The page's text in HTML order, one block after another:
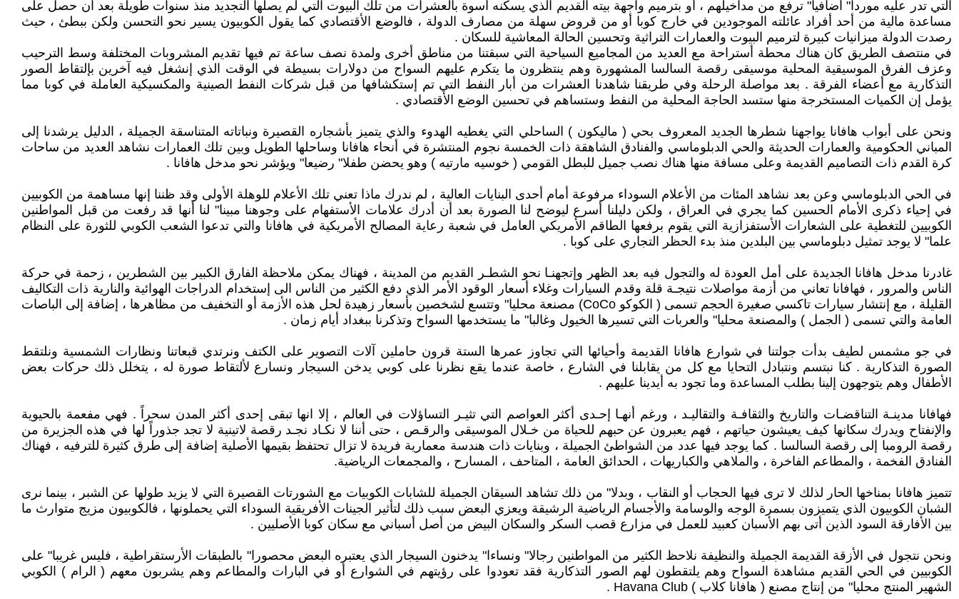
التي تدر عليه موردا" أضافيا" ترفع من مداخيلهم ، أو بترميم واجهة بيته القديم الذي يسكنه أسوة بالعشرات من تلك البيوت التي لم يصلها التجديد منذ سنوات طويلة بعد أن حصل على
مساعدة مالية من أحد أفراد عائلته الموجودين في خارج كوبا أو من قروض سهلة من مصارف الدولة ، فالوضع الأقتصادي كما يقول الكوبيون يسير نحو التحسن ولكن ببطئ ، حيث
رصدت الدولة ميزانيات كبيرة لترميم البيوت والعمارات التراثية وتحسين الحالة المعاشية للسكان .
في منتصف الطريق كان هناك محطة أستراحة مع العديد من المجاميع السياحية التي سبقتنا من مناطق أخرى ولمدة نصف ساعة تم فيها تقديم المشروبات المختلفة وسط الترحيب
وعزف الفرق الموسيقية المحلية موسيقى رقصة السالسا المشهورة وهم ينتظرون ما يتكرم عليهم السواح من دولارات بسيطة في الوقت الذي إنشغل فيه آخرين بإلتقاط الصور
التذكارية مع أعضاء الفرقة . بعد مواصلة الرحلة وفي طريقنا شاهدنا العشرات من أبار النفط التي تم إستكشافها من قبل شركات النفط الصينية والمكسيكية العاملة في كوبا مما
يؤمل إن الكميات المستخرجة منها ستسد الحاجة المحلية من النفط وستساهم في تحسين الوضع الأقتصادي .
ونحن على أبواب هافانا يواجهنا شطرها الجديد المعروف بحي ( ماليكون ) الساحلي التي يغطيه الهدوء والذي يتميز بأشجاره القصيرة ونباتاته المتناسقة الجميلة ، الدليل يرشدنا إلى
المباني الحكومية والعمارات الحديثة والحي الدبلوماسي والفنادق الشاهقة ذات الخمسة نجوم المنتشرة في أنحاء هافانا وساحلها الطويل وبين تلك العمارات نشاهد العديد من ساحات
كرة القدم ذات التصاميم القديمة وعلى مسافة منها هناك نصب جميل للبطل القومي ( خوسيه مارتيه ) وهو يحضن طفلا" رضيعا" ويؤشر نحو مدخل هافانا .
في الحي الدبلوماسي وعن بعد نشاهد المئات من الأعلام السوداء مرفوعة أمام أحدى البنايات العالية ، لم ندرك ماذا تعني تلك الأعلام للوهلة الأولى وقد ظننا إنها مساهمة من الكوبيين
في إحياء ذكرى الأمام الحسين كما يجري في العراق ، ولكن دليلنا أسرع ليوضح لنا الصورة بعد أن أدرك علامات الأستفهام على وجوهنا مبينا" لنا أنها قد رفعت من قبل المواطنين
الكوبيين للتغطية على الشعارات الأستفزازية التي يقوم برفعها الطاقم الأمريكي العامل في شعبة رعاية المصالح الأمريكية في هافانا والتي تدعوا الشعب الكوبي للثورة على النظام
علما" لا يوجد تمثيل دبلوماسي بين البلدين منذ بدء الحظر التجاري على كوبا .
غادرنا مدخل هافانا الجديدة على أمل العودة له والتجول فيه بعد الظهر وإتجهنـا نحو الشطـر القديم من المدينة ، فهناك يمكن ملاحظة الفارق الكبير بين الشطرين ، زحمة في حركة
الناس والمرور ، فهافانا تعاني من أزمة مواصلات نتيجـة قلة وقدم السيارات وغلاء أسعار الوقود الأمر الذي دفع الكثير من الناس الى إستخدام الدراجات الهوائية والنارية ذات التكاليف
القليلة ، مع إنتشار سيارات تاكسي صغيرة الحجم تسمى ( الكوكو CoCo) مصنعة محليا" وتتسع لشخصين بأسعار زهيدة لحل هذه الأزمة أو التخفيف من مظاهرها ، إضافة إلى الباصات
العامة والتي تسمى ( الجمل ) والمصنعة محليا" والعربات التي تسيرها الخيول وغالبا" ما يستخدمها السواح وتذكرنا ببغداد أيام زمان .
في جو مشمس لطيف بدأت جولتنا في شوارع هافانا القديمة وأحيائها التي تجاوز عمرها الستة قرون حاملين آلات التصوير على الكتف ونرتدي قبعاتنا ونظارات الشمسية ونلتقط
الصورة التذكارية . كنا نبتسم ونتبادل التحايا مع كل من يقابلنا في الشارع ، خاصة عندما يقع نظرنا على كوبي يدخن السيجار ونسارع لألتقاط صورة له ، يتخلل ذلك حركات بعض
الأطفال وهم يتوجهون إلينا بطلب المساعدة وما تجود به أيدينا عليهم .
فهافانا مدينـة التناقضـات والتاريخ والثقافـة والتقاليـد ، ورغم أنهـا إحـدى أكثر العواصم التي تثيـر التساؤلات في العالم ، إلا انها تبقى إحدى أكثر المدن سحراً . فهي مفعمة بالحيوية
والإنفتاح ويدرك سكانها كيف يعيشون حياتهم ، فهم يعبرون عن حبهم للحياة من خـلال الموسيقى والرقـص ، حتى أننا لا نكـاد نجـد رقصة لاتينية لا تجد جذوراً لها في هذه الجزيرة من
رقصة الرومبا إلى رقصة السالسا . كما يوجد فيها عدد من الشواطئ الجميلة ، وبنايات ذات هندسة معمارية فريدة لا تزال تحتفظ بقيمها الأصلية إضافة إلى طرق كثيرة للترفيه ، فهناك
الفنادق الفخمة ، والمطاعم الفاخرة ، والملاهي والكباريهات ، الحدائق العامة ، المتاحف ، المسارح ، والمجمعات الرياضية.
تتميز هافانا بمناخها الحار لذلك لا ترى فيها الحجاب أو النقاب ، وبدلا" من ذلك تشاهد السيقان الجميلة للشابات الكوبيات مع الشورتات القصيرة التي لا يزيد طولها عن الشبر ، بينما نرى
الشبان الكوبيون الذي يتميزون بسمرة الوجه والوسامة والأجسام الرياضية الرشيقة ويعزي البعض سبب ذلك لتأثير الجينات الأفريقية السوداء التي يحملونها ، فالكوبيون مزيج متوارث ما
بين الأفارقة السود الذين أتى بهم الأسبان كعبيد للعمل في مزارع قصب السكر والسكان البيض من أصل أسباني مع سكان كوبا الأصليين .
ونحن نتجول في الأزقة القديمة الجميلة والنظيفة نلاحظ الكثير من المواطنين رجالا" ونساءا" يدخنون السيجار الذي يعتبره البعض محصورا" بالطبقات الأرستقراطية ، فليس غريبا" على
الكوبيين في الحي القديم مشاهدة السواح وهم يلتقطون لهم الصور التذكارية فقد تعودوا على رؤيتهم في الشوارع أو في البارات والمطاعم وهم يشربون معهم ( الرام ) الكوبي
الشهير المنتج محليا" من إنتاج مصنع ( هافانا كلاب ) Havana Club .